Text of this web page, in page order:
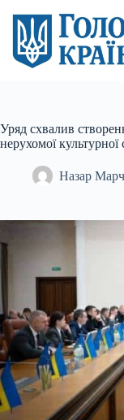
вмісту
Уряд схвалив
нерухомої
Назар